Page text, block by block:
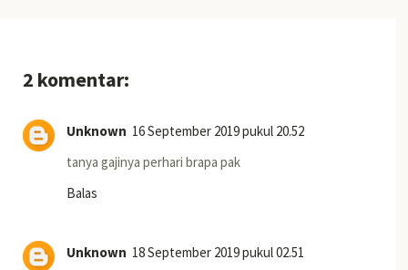
2 komentar:
Unknown 16 September 2019 pukul 20.52
tanya gajinya perhari brapa pak
Balas
Unknown 18 September 2019 pukul 02.51